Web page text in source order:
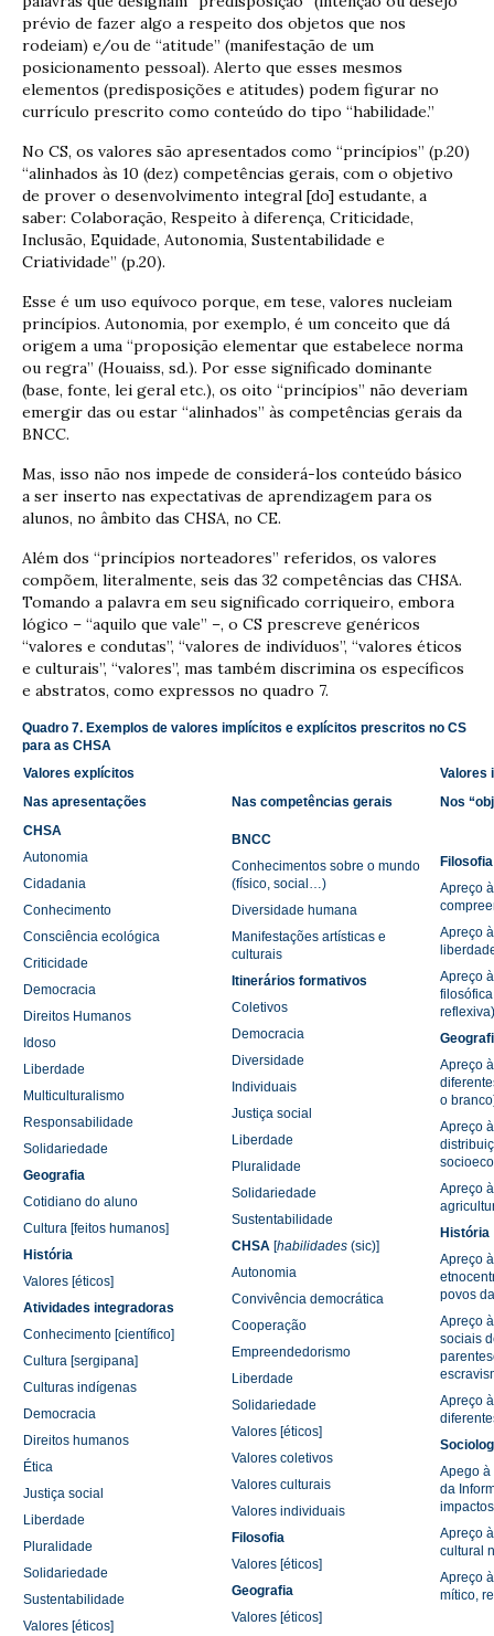
prévio de fazer algo a respeito dos objetos que nos
rodeiam) e/ou de “atitude” (manifestação de um
posicionamento pessoal). Alerto que esses mesmos
elementos (predisposições e atitudes) podem figurar no
currículo prescrito como conteúdo do tipo “habilidade.”
No CS, os valores são apresentados como “princípios” (p.20)
“alinhados às 10 (dez) competências gerais, com o objetivo
de prover o desenvolvimento integral [do] estudante, a
saber: Colaboração, Respeito à diferença, Criticidade,
Inclusão, Equidade, Autonomia, Sustentabilidade e
Criatividade” (p.20).
Esse é um uso equívoco porque, em tese, valores nucleiam
princípios. Autonomia, por exemplo, é um conceito que dá
origem a uma “proposição elementar que estabelece norma
ou regra” (Houaiss, sd.). Por esse significado dominante
(base, fonte, lei geral etc.), os oito “princípios” não deveriam
emergir das ou estar “alinhados” às competências gerais da
BNCC.
Mas, isso não nos impede de considerá-los conteúdo básico
a ser inserto nas expectativas de aprendizagem para os
alunos, no âmbito das CHSA, no CE.
Além dos “princípios norteadores” referidos, os valores
compõem, literalmente, seis das 32 competências das CHSA.
Tomando a palavra em seu significado corriqueiro, embora
lógico – “aquilo que vale” –, o CS prescreve genéricos
“valores e condutas”, “valores de indivíduos”, “valores éticos
e culturais”, “valores”, mas também discrimina os específicos
e abstratos, como expressos no quadro 7.
Quadro 7. Exemplos de valores implícitos e explícitos prescritos no CS
para as CHSA
Valores explícitos
Valores
Nas apresentações
Nas competências gerais
Nos
CHSA
Autonomia
Cidadania
Conhecimento
Consciência ecológica
Criticidade
Democracia
Direitos Humanos
Idoso
Liberdade
Multiculturalismo
Responsabilidade
Solidariedade
Geografia
Cotidiano do aluno
Cultura [feitos humanos]
História
Valores [éticos]
Atividades integradoras
Conhecimento [científico]
Cultura [sergipana]
Culturas indígenas
Democracia
Direitos humanos
Ética
Justiça social
Liberdade
Pluralidade
Solidariedade
Sustentabilidade
Valores [éticos]
BNCC
Conhecimentos sobre o mundo
(físico, social…)
Diversidade humana
Manifestações artísticas e
culturais
Itinerários formativos
Coletivos
Democracia
Diversidade
Individuais
Justiça social
Liberdade
Pluralidade
Solidariedade
Sustentabilidade
CHSA [habilidades (sic)]
Autonomia
Convivência democrática
Cooperação
Empreendedorismo
Liberdade
Solidariedade
Valores [éticos]
Valores coletivos
Valores culturais
Valores individuais
Filosofia
Valores [éticos]
Geografia
Valores [éticos]
Filosofia
Apreço
Apreço
Apreço
Apreço
o
Apreço
Apreço
História
Apreço
povos
Apreço
sociais
Apreço
Apego à
da
Apreço
cultural
Apreço
mítico,